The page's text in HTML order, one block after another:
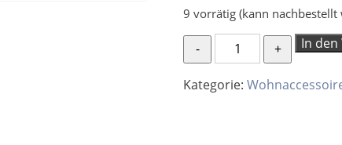
9 vorrätig (kann nachbestellt
Möwe
Knut
klein
Menge
In
Kategorie: